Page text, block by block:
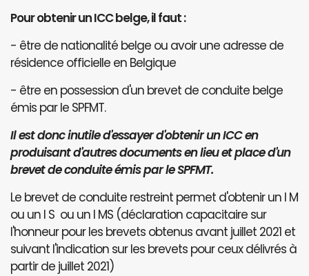
Pour obtenir un ICC belge, il faut :
- être de nationalité belge ou avoir une adresse de
résidence officielle en Belgique
- être en possession d'un brevet de conduite belge
émis par le SPFMT.
Il est donc inutile d'essayer d'obtenir un ICC en
produisant d'autres documents en lieu et place d'un
brevet de conduite émis par le SPFMT.
Le brevet de conduite restreint permet d'obtenir un I M
ou un I S ou un I MS (déclaration capacitaire sur
l'honneur pour les brevets obtenus avant juillet 2021 et
suivant l'indication sur les brevets pour ceux délivrés à
partir de juillet 2021)